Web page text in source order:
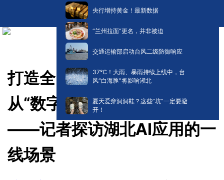
央行增持黄金！最新数据
“兰州拉面”更名，并非被迫
交通运输部启动台风二级防御响应
​37℃！大雨、暴雨持续上线中，台
风“白海豚”将影响湖北
夏天爱穿洞洞鞋？这些“坑”一定要避
开！
打造全国数智经济发展高地 |
从“数字训练场”到真实大江
——记者探访湖北AI应用的一
线场景